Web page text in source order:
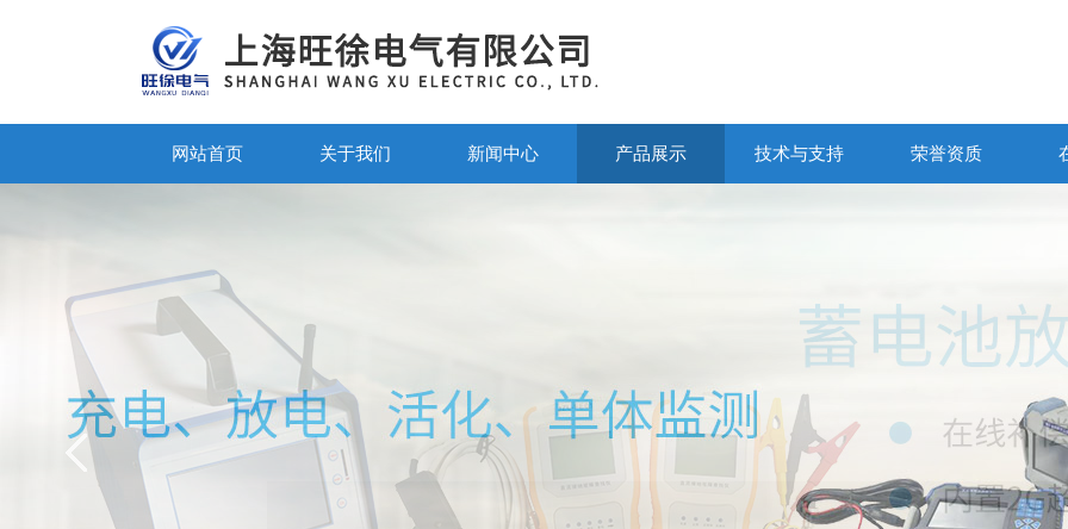
网站首页 关于我们 新闻中心 产品展示 技术与支持 荣誉资质